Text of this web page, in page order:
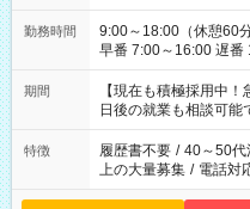
勤務時間
9:00～18:00（休憩60分） ■ご希望があれば下記シフト
早番 7:00～16:00 遅番 10:00～19:00
い」 「余裕を持って
たくない」 など、ご希望を
の方へ 今ご覧のお仕
の勤務時間。 合計で
期間
【現在も積極採用中
日後の就業も相談可能
特徴 履歴書不要 / 40～50代
上の大量募集 / 電話対